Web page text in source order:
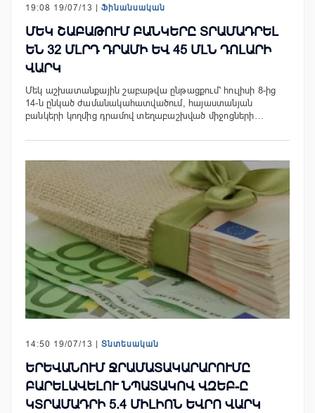
19:08 19/07/13 | Ֆինանսական
ՄԵԿ ՇԱԲԱԹՈՒՄ ԲԱՆԿԵՐԸ ՏՐԱՄԱԴՐԵԼ
ԵՆ 32 ՄԼՐԴ ԴՐԱՄԻ ԵՎ 45 ՄԼՆ ԴՈԼԱՐԻ
ՎԱՐԿ
Մեկ աշխատանքային շաբաթվա ընթացքում՝ հուլիսի 8-ից
14-ն ընկած ժամանակահատվածում, հայաստանյան
բանկերի կողմից դրամով տեղաբաշխված միջոցների…
14:50 19/07/13 | Տնտեսական
ԵՐԵՎԱՆՈՒՄ ՋՐԱՄԱՏԱԿԱՐԱՐՈՒՄԸ
ԲԱՐԵԼԱՎԵԼՈՒ ՆՊԱՏԱԿՈՎ ՎԶԵԲ-Ը
ԿՏՐԱՄԱԴՐԻ 5.4 ՄԻԼԻՈՆ ԵՎՐՈ ՎԱՐԿ